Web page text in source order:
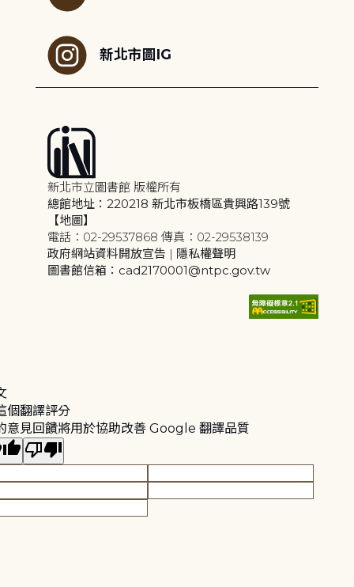
新北市圖IG
新北市立圖書館 版權所有
總館地址：220218 新北市板橋區貴興路139號
【地圖】
電話：02-29537868 傳真：02-29538139
政府網站資料開放宣告 | 隱私權聲明
圖書館信箱：cad2170001@ntpc.gov.tw
個翻譯評分
意見回饋將用於協助改善 Google 翻譯品質